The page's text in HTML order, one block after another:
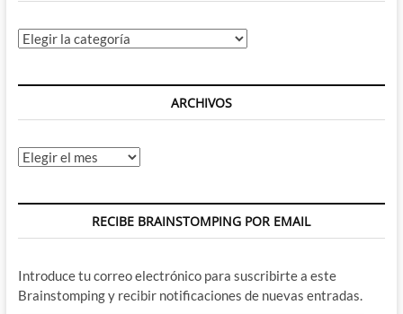
Categorías
ARCHIVOS
Archivos
RECIBE BRAINSTOMPING POR EMAIL
Introduce tu correo electrónico para suscribirte a este
Brainstomping y recibir notificaciones de nuevas entradas.